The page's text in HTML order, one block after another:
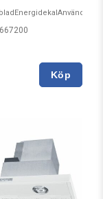
Köp